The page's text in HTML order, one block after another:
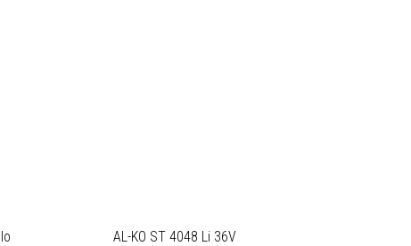
AL-KO ST 4048 Li 36V